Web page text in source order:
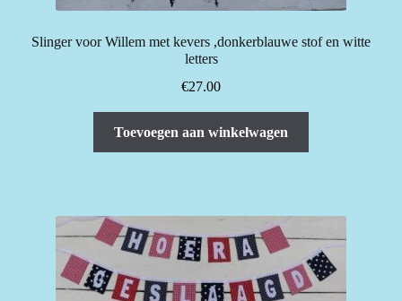
Slinger voor Willem met kevers ,donkerblauwe stof en witte
letters
€27.00
Toevoegen aan winkelwagen